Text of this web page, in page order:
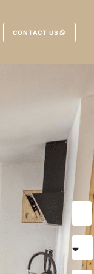
CONTACT US